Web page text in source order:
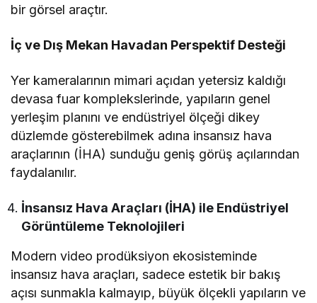
bir görsel araçtır.
İç ve Dış Mekan Havadan Perspektif Desteği
Yer kameralarının mimari açıdan yetersiz kaldığı
devasa fuar komplekslerinde, yapıların genel
yerleşim planını ve endüstriyel ölçeği dikey
düzlemde gösterebilmek adına insansız hava
araçlarının (İHA) sunduğu geniş görüş açılarından
faydalanılır.
İnsansız Hava Araçları (İHA) ile Endüstriyel
Görüntüleme Teknolojileri
Modern video prodüksiyon ekosisteminde
insansız hava araçları, sadece estetik bir bakış
açısı sunmakla kalmayıp, büyük ölçekli yapıların ve